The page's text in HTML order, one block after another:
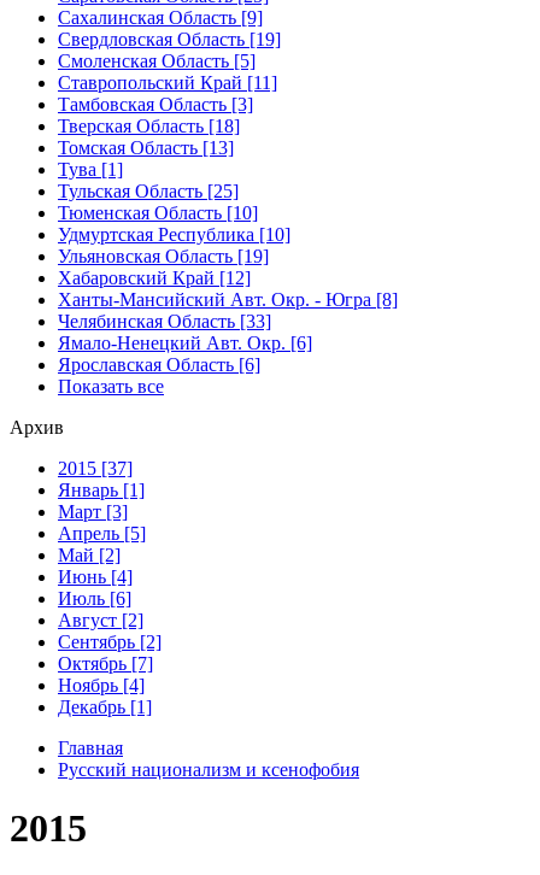
Сахалинская Область [9]
Свердловская Область [19]
Смоленская Область [5]
Ставропольский Край [11]
Тамбовская Область [3]
Тверская Область [18]
Томская Область [13]
Тува [1]
Тульская Область [25]
Тюменская Область [10]
Удмуртская Республика [10]
Ульяновская Область [19]
Хабаровский Край [12]
Ханты-Мансийский Авт. Окр. - Югра [8]
Челябинская Область [33]
Ямало-Ненецкий Авт. Окр. [6]
Ярославская Область [6]
Показать все
Архив
2015 [37]
Январь [1]
Март [3]
Апрель [5]
Май [2]
Июнь [4]
Июль [6]
Август [2]
Сентябрь [2]
Октябрь [7]
Ноябрь [4]
Декабрь [1]
Главная
Русский национализм и ксенофобия
2015